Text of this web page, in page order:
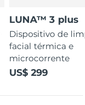
LUNA™ 3 plus
Dispositivo de
facial térmica e
microcorrente
US$ 299